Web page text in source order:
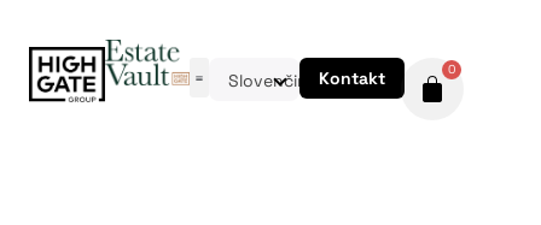
Slovenčina Kontakt 0